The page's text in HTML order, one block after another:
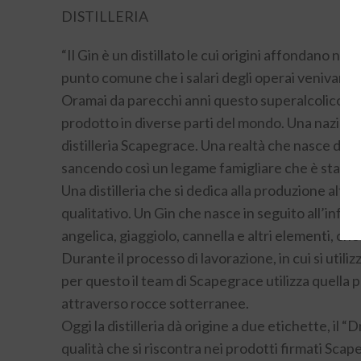
DISTILLERIA
“Il Gin è un distillato le cui origini affondano nei
punto comune che i salari degli operai
Oramai da parecchi anni questo superalcolico
prodotto in diverse parti del mondo. Una
distilleria Scapegrace. Una realtà che nasce
sancendo così un legame famigliare che è stato
Una distilleria che si dedica alla produzione
qualitativo. Un Gin che nasce in seguito
angelica, giaggiolo, cannella e altri elementi,
Durante il processo di lavorazione, in cui si
per questo il team di Scapegrace utilizza
attraverso rocce sotterranee.
Oggi la distilleria dà origine a due etichette, il
qualità che si riscontra nei prodotti firmati